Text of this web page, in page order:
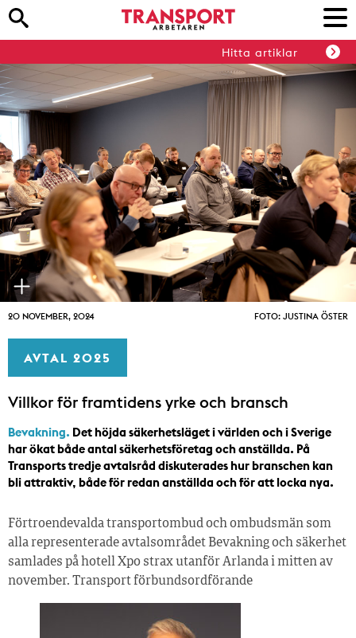
Hitta artiklar
20 NOVEMBER, 2024 FOTO: JUSTINA ÖSTER
AVTAL 2025
Villkor för framtidens yrke och bransch
Bevakning. Det höjda säkerhetsläget i världen och i Sverige
har ökat både antal säkerhetsföretag och anställda. På
Transports tredje avtalsråd diskuterades hur branschen kan
bli attraktiv, både för redan anställda och för att locka nya.
Förtroendevalda transportombud och ombudsmän som
alla representerade avtalsområdet Bevakning och säkerhet
samlades på hotell Xpo strax utanför Arlanda i mitten av
november. Transport förbundsordförande